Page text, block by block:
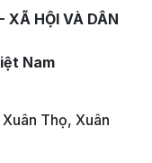
XÃ HỘI VÀ DÂN
Nam
Thọ, Xuân